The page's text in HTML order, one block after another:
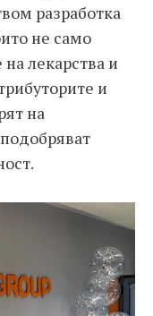
разработка
не само
лекарства и
и
на